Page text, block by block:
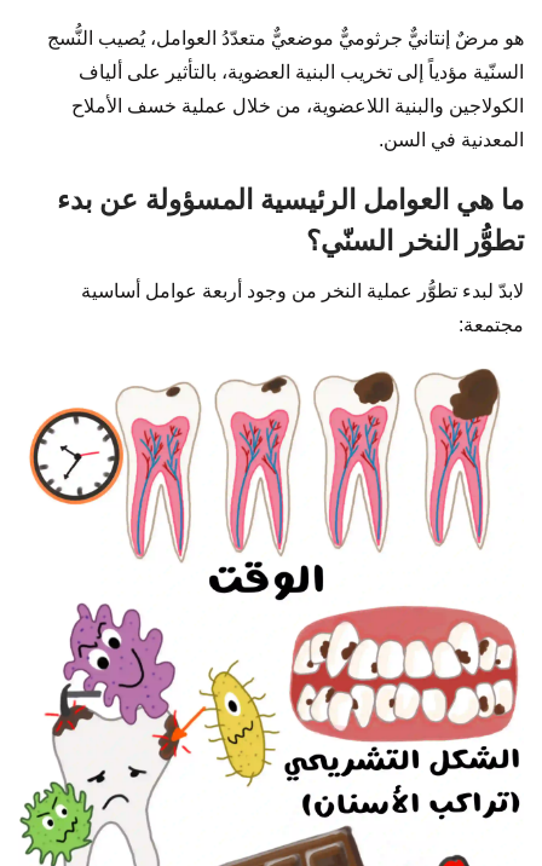
هو مرضٌ إنتانيٌّ جرثوميٌّ موضعيٌّ متعدّدُ العوامل، يُصيب النُّسج
السنّية مؤدياً إلى تخريب البنية العضوية، بالتأثير على ألياف
الكولاجين والبنية اللاعضوية، من خلال عملية خسف الأملاح
المعدنية في السن.
ما هي العوامل الرئيسية المسؤولة عن بدء
تطوُّر النخر السنّي؟
لابدّ لبدء تطوُّر عملية النخر من وجود أربعة عوامل أساسية
مجتمعة: